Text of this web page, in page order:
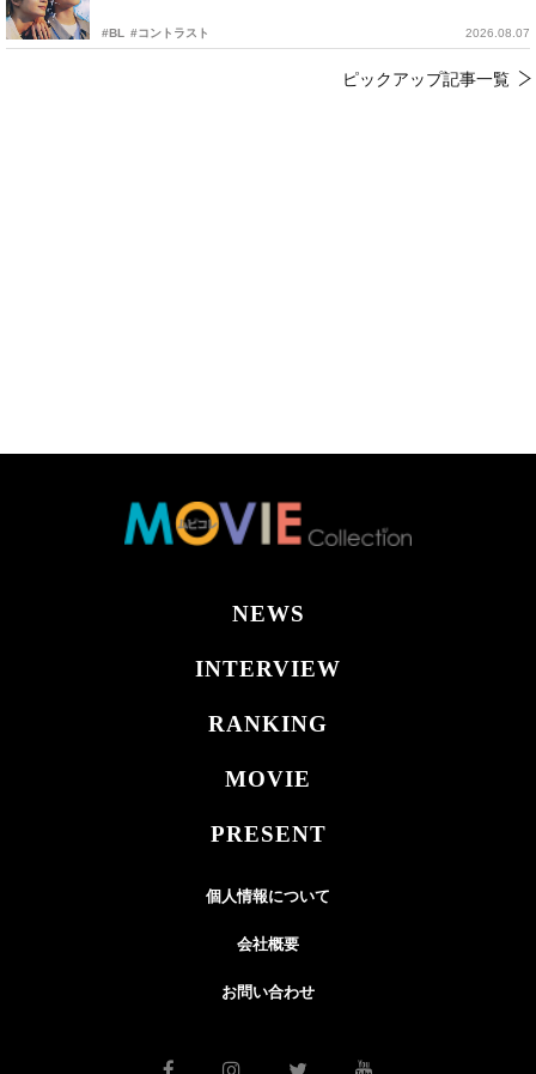
#BL #コントラスト 2026.08.07
ピックアップ記事一覧
NEWS
INTERVIEW
RANKING
MOVIE
PRESENT
個人情報について
会社概要
お問い合わせ